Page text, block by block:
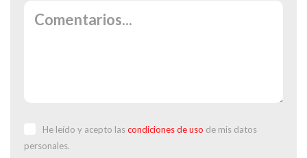
He leído y acepto lascondiciones de uso de mis datos
personales.